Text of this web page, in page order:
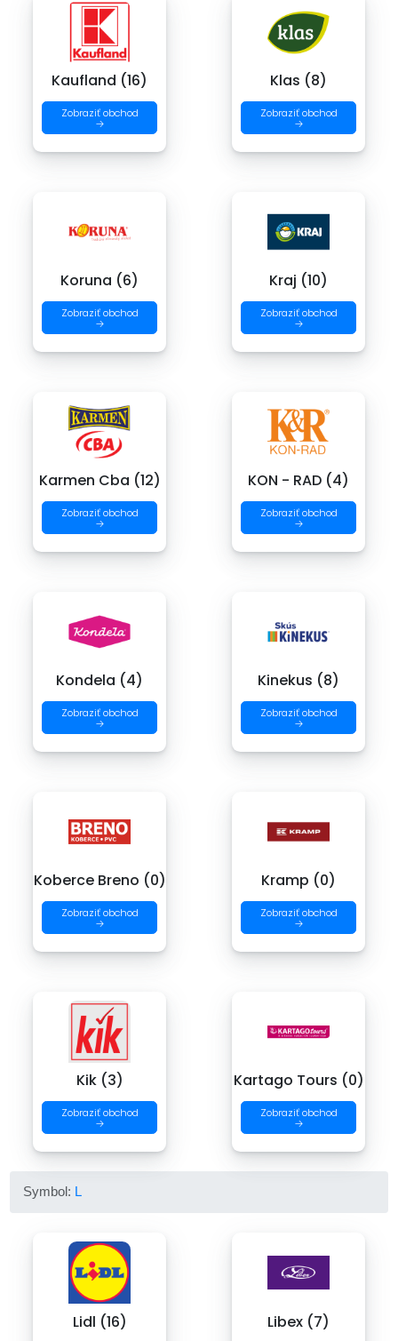
Kaufland (16)
Zobraziť obchod
→
Klas (8)
Zobraziť obchod
→
Koruna (6)
Zobraziť obchod
→
Kraj (10)
Zobraziť obchod
→
Karmen Cba (12)
Zobraziť obchod
→
KON - RAD (4)
Zobraziť obchod
→
Kondela (4)
Zobraziť obchod
→
Kinekus (8)
Zobraziť obchod
→
Koberce Breno (0)
Zobraziť obchod
→
Kramp (0)
Zobraziť obchod
→
Kik (3)
Zobraziť obchod
→
Kartago Tours (0)
Zobraziť obchod
→
Symbol: L
Lidl (16) Libex (7)